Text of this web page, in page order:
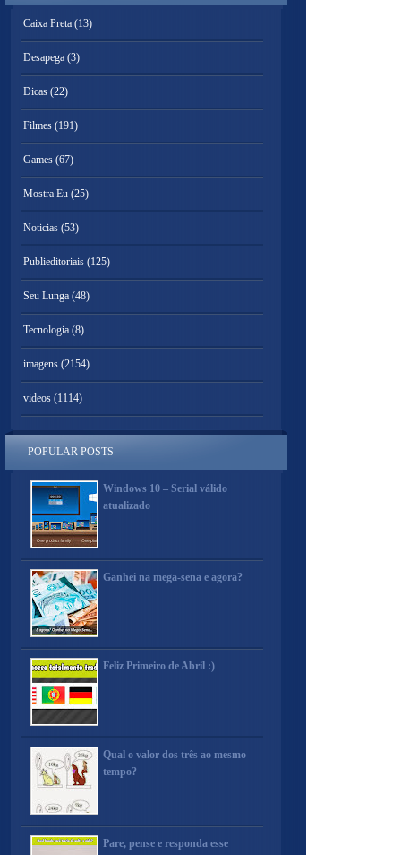
Caixa Preta (13)
Desapega (3)
Dicas (22)
Filmes (191)
Games (67)
Mostra Eu (25)
Noticias (53)
Publieditoriais (125)
Seu Lunga (48)
Tecnologia (8)
imagens (2154)
videos (1114)
POPULAR POSTS
Windows 10 – Serial válido
atualizado
Ganhei na mega-sena e agora?
Feliz Primeiro de Abril :)
Qual o valor dos três ao mesmo
tempo?
Pare, pense e responda esse